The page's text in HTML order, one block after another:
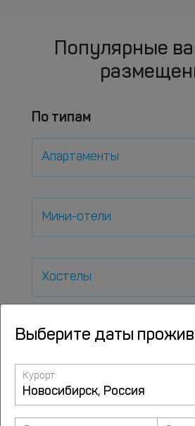
Популярные
По типам
Апартаменты
Мини-отели
Хостелы
Бутик-отели
Недорого
Выберите даты
Курорт: